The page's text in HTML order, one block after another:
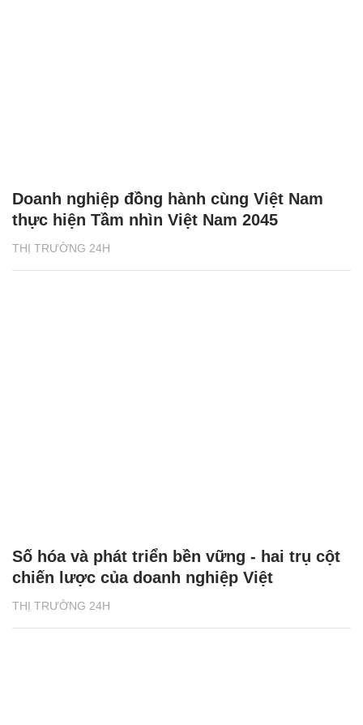
THỊ TRƯỜNG 24H
Doanh nghiệp đồng hành cùng Việt Nam
thực hiện Tầm nhìn Việt Nam 2045
THỊ TRƯỜNG 24H
Số hóa và phát triển bền vững - hai trụ cột
chiến lược của doanh nghiệp Việt